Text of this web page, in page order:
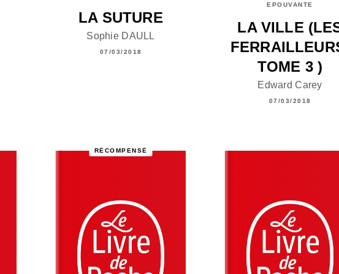
LA SUTURE
Sophie DAULL
07/03/2018
EPOUVANTE
LA VILLE
TOME 3 )
Edward Carey
07/03/2018
RÉCOMPENSÉ